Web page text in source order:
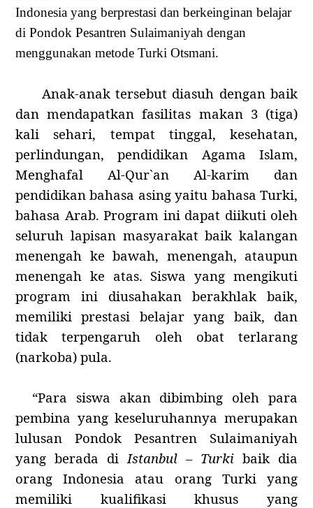
Indonesia yang berprestasi dan berkeinginan belajar
di Pondok Pesantren Sulaimaniyah dengan
menggunakan metode Turki Otsmani.
Anak-anak tersebut diasuh dengan baik
dan mendapatkan fasilitas makan 3 (tiga)
kali sehari, tempat tinggal, kesehatan,
perlindungan, pendidikan Agama Islam,
Menghafal Al-Qur`an Al-karim dan
pendidikan bahasa asing yaitu bahasa Turki,
bahasa Arab. Program ini dapat diikuti oleh
seluruh lapisan masyarakat baik kalangan
menengah ke bawah, menengah, ataupun
menengah ke atas. Siswa yang mengikuti
program ini diusahakan berakhlak baik,
memiliki prestasi belajar yang baik, dan
tidak terpengaruh oleh obat terlarang
(narkoba) pula.
“Para siswa akan dibimbing oleh para
pembina yang keseluruhannya merupakan
lulusan Pondok Pesantren Sulaimaniyah
yang berada di Istanbul – Turki baik dia
orang Indonesia atau orang Turki yang
memiliki kualifikasi khusus yang